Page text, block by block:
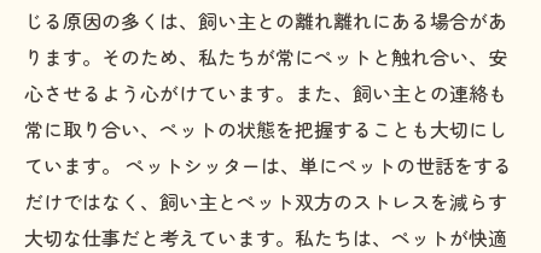
じる原因の多くは、飼い主との離れ離れにある場合があ
ります。そのため、私たちが常にペットと触れ合い、安
心させるよう心がけています。また、飼い主との連絡も
常に取り合い、ペットの状態を把握することも大切にし
ています。 ペットシッターは、単にペットの世話をする
だけではなく、飼い主とペット双方のストレスを減らす
大切な仕事だと考えています。私たちは、ペットが快適